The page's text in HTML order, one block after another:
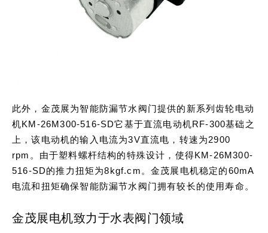
此外，金茂展为智能防漏节水阀门提供的新系列齿轮电动
机KM-26M300-516-SD它基于直流电动机RF-300基础之
上，该电动机的输入电流为3V直流电，转速为2900
rpm。由于塑料螺杆结构的特殊设计，使得KM-26M300-
516-SD的推力扭矩为8kgf.cm。金茂展电机稳定的60mA
电流和扭矩确保智能防漏节水阀门拥有较长的使用寿命。
金茂展电机致力于水表阀门领域